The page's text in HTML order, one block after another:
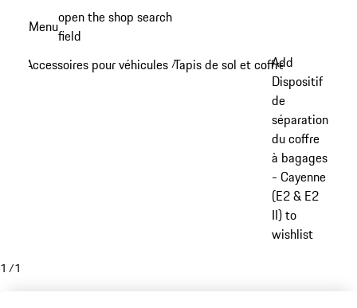
principal
Menuopen the shop search
field
Accessoires pour véhicules /Tapis de sol et coffre à bagages
Add
Dispositif
de
séparation
du coffre
à bagages
- Cayenne
(E2 & E2
II) to
wishlist
1 /1